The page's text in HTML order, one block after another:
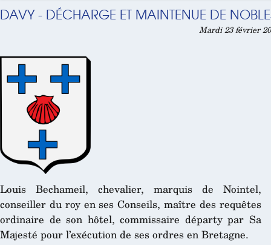
DAVY - DÉCHARGE ET MAINTENUE DE
Mardi 23 février
Louis Bechameil, chevalier, marquis de Nointel,
conseiller du roy en ses Conseils, maître des requêtes
ordinaire de son hôtel, commissaire départy par Sa
Majesté pour l’exécution de ses ordres en Bretagne.